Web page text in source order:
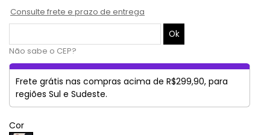
Consulte frete e prazo de entrega
Não sabe o CEP?
Frete grátis nas compras acima de R$299,90, para
regiões Sul e Sudeste.
Cor